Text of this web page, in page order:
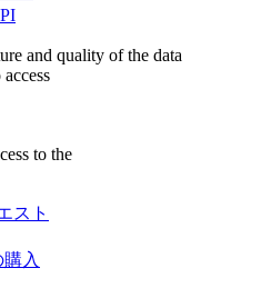
and quality of the data
to the
スト
入